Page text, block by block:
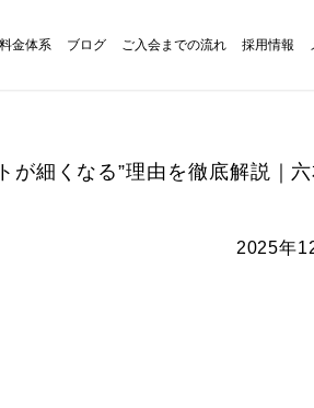
金体系 ブログ ご入会までの流れ 採用情報
が細くなる”理由を徹底解説｜
2025年